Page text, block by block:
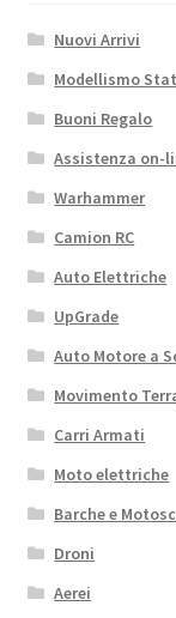
Nuovi Arrivi
Modellismo
Buoni Regalo
Assistenza on-
Warhammer
Camion RC
Auto Elettriche
UpGrade
Auto Motore a
Movimento
Carri Armati
Moto elettriche
Barche e
Droni
Aerei